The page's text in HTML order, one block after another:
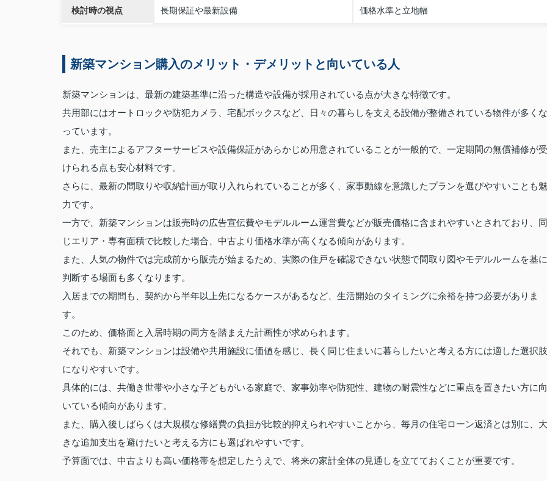
検討時の視点 長期保証や最新設備 価格水準と立地幅
新築マンション購入のメリット・デメリットと向いている人
新築マンションは、最新の建築基準に沿った構造や設備が採用されている点が大きな特徴です。
共用部にはオートロックや防犯カメラ、宅配ボックスなど、日々の暮らしを支える設備が整備されている物件が多くな
っています。
また、売主によるアフターサービスや設備保証があらかじめ用意されていることが一般的で、一定期間の無償補修が受
けられる点も安心材料です。
さらに、最新の間取りや収納計画が取り入れられていることが多く、家事動線を意識したプランを選びやすいことも魅
力です。
一方で、新築マンションは販売時の広告宣伝費やモデルルーム運営費などが販売価格に含まれやすいとされており、同
じエリア・専有面積で比較した場合、中古より価格水準が高くなる傾向があります。
また、人気の物件では完成前から販売が始まるため、実際の住戸を確認できない状態で間取り図やモデルルームを基に
判断する場面も多くなります。
入居までの期間も、契約から半年以上先になるケースがあるなど、生活開始のタイミングに余裕を持つ必要がありま
す。
このため、価格面と入居時期の両方を踏まえた計画性が求められます。
それでも、新築マンションは設備や共用施設に価値を感じ、長く同じ住まいに暮らしたいと考える方には適した選択肢
になりやすいです。
具体的には、共働き世帯や小さな子どもがいる家庭で、家事効率や防犯性、建物の耐震性などに重点を置きたい方に向
いている傾向があります。
また、購入後しばらくは大規模な修繕費の負担が比較的抑えられやすいことから、毎月の住宅ローン返済とは別に、大
きな追加支出を避けたいと考える方にも選ばれやすいです。
予算面では、中古よりも高い価格帯を想定したうえで、将来の家計全体の見通しを立てておくことが重要です。